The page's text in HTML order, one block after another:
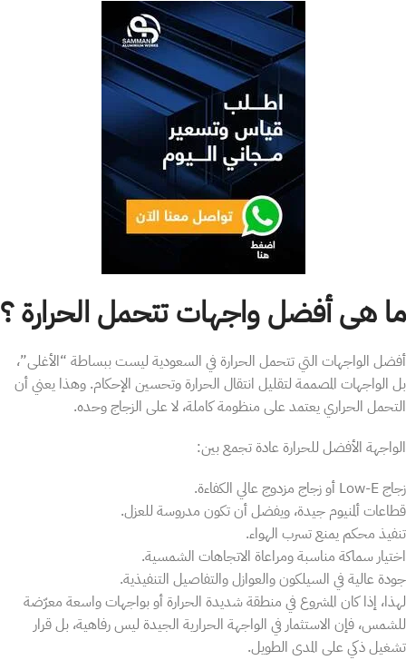
ما هى أفضل واجهات تتحمل الحرارة ؟
أفضل الواجهات التي تتحمل الحرارة في السعودية ليست ببساطة “الأغلى”،
بل الواجهات المصممة لتقليل انتقال الحرارة وتحسين الإحكام. وهذا يعني أن
التحمل الحراري يعتمد على منظومة كاملة، لا على الزجاج وحده.
الواجهة الأفضل للحرارة عادة تجمع بين:
زجاج Low-E أو زجاج مزدوج عالي الكفاءة.
قطاعات ألمنيوم جيدة، ويفضل أن تكون مدروسة للعزل.
تنفيذ محكم يمنع تسرب الهواء.
اختيار سماكة مناسبة ومراعاة الاتجاهات الشمسية.
جودة عالية في السيلكون والعوازل والتفاصيل التنفيذية.
لهذا، إذا كان المشروع في منطقة شديدة الحرارة أو بواجهات واسعة معرّضة
للشمس، فإن الاستثمار في الواجهة الحرارية الجيدة ليس رفاهية، بل قرار
تشغيل ذكي على المدى الطويل.